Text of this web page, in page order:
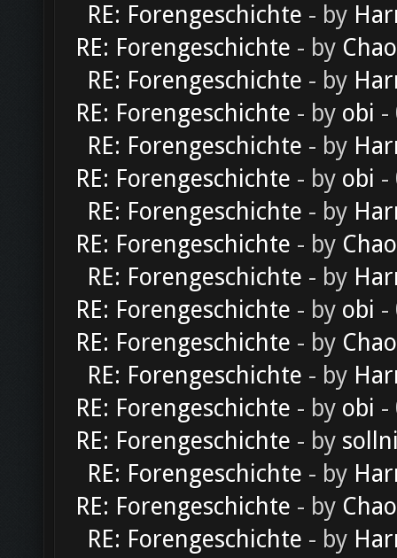
RE: Forengeschichte - by
RE: Forengeschichte - by
RE: Forengeschichte - by
RE: Forengeschichte - by obi -
RE: Forengeschichte - by
RE: Forengeschichte - by obi -
RE: Forengeschichte - by
RE: Forengeschichte - by
RE: Forengeschichte - by
RE: Forengeschichte - by obi -
RE: Forengeschichte - by
RE: Forengeschichte - by
RE: Forengeschichte - by obi -
RE: Forengeschichte - by
RE: Forengeschichte - by
RE: Forengeschichte - by
RE: Forengeschichte - by